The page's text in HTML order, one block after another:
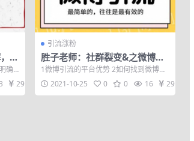
帮
确
，
29
引流涨粉
胜子老师：社群裂变&之微博引
流2.0，设计低成本引流诱饵实
战
1微博引流的平台优势 2如何找到微博引
流的切入点 3微博可以引流哪些人群 4如
何...2021-10-25 0 0 16 29